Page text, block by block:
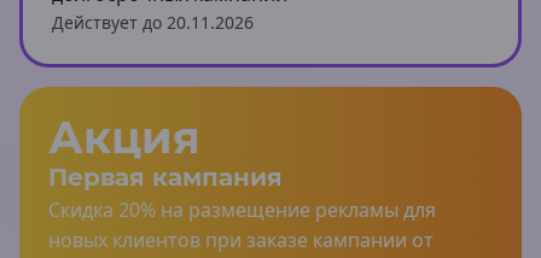
Действует до 20.11.2026
Акция
Первая кампания
Скидка 20% на размещение рекламы для
новых клиентов при заказе кампании от
Петергоф
Санкт-Петербург
Тосно
Елец
Липецк
ЛНР
Краснодон